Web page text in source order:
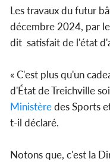
Les travaux du futur
décembre 2024, par
dit satisfait de l'état
« C'est plus qu'un
d'État de Treichville
Ministèredes Sports
t-il déclaré.
Notons que, c'est la